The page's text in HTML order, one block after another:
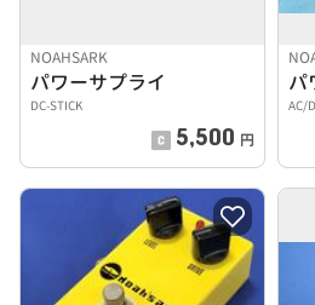
NOAHSARK
パワーサプライ
DC-STICK
5,500 円
パ
AC/